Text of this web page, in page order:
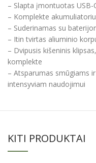
– Slapta įmontuotas
– Komplekte
– Suderinamas su
– Itin tvirtas aliuminio
– Dvipusis kišeninis
komplekte
– Atsparumas smūgiams
intensyviam naudojimui
KITI PRODUKTAI